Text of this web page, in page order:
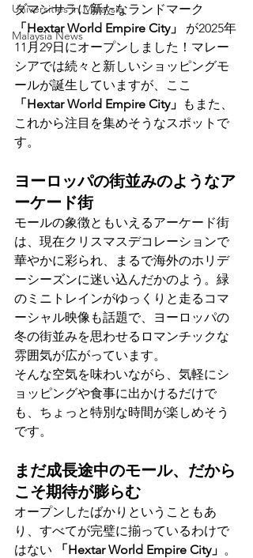
Universities in Malaysia
Malaysia News
ダマンサラに新たなランドマーク
「Hextar World Empire City」
が2025年
11月29日にオープンしました！マレー
シアでは続々と新しいショッピングモ
ールが誕生していますが、ここ
「Hextar World Empire City」 もまた、
これから注目を集めそうなスポットで
す。
ヨーロッパの街並みのようなア
ーケード街
モールの象徴ともいえるアーケード街
は、現在クリスマスデコレーションで
華やかに彩られ、まるで海外のホリデ
ーシーズンに迷い込んだかのよう。緑
のミニトレインがゆっくりと走るコマ
ーシャル映像も話題で、ヨーロッパの
冬の街並みを思わせるロマンチックな
雰囲気が広がっています。
そんな空気を味わいながら、気軽にシ
ョッピングや食事に出かけるだけで
も、ちょっと特別な時間が楽しめそう
です。
まだ成長途中のモール、だから
こそ期待が膨らむ
オープンしたばかりということもあ
り、すべてが完璧に揃っているわけで
はない
「Hextar World Empire City」 。